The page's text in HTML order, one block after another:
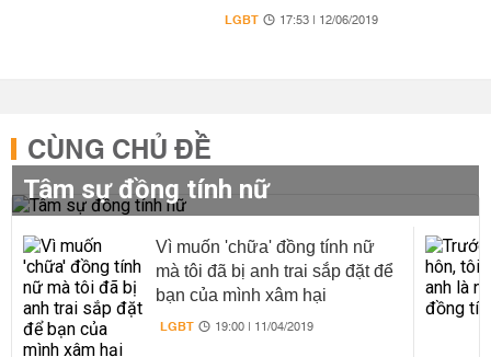
LGBT 17:53 | 12/06/2019
CÙNG CHỦ ĐỀ
Tâm sự đồng tính nữ
Vì muốn 'chữa' đồng tính nữ
mà tôi đã bị anh trai sắp đặt để
bạn của mình xâm hại
LGBT 19:00 | 11/04/2019